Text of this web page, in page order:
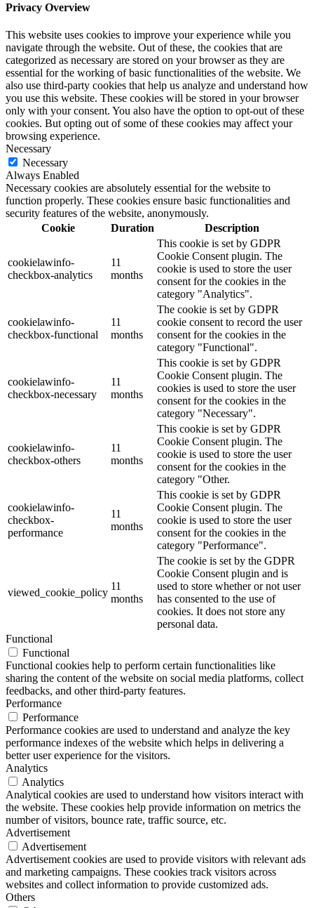
Privacy Overview
This website uses cookies to improve your experience while you
navigate through the website. Out of these, the cookies that are
categorized as necessary are stored on your browser as they are
essential for the working of basic functionalities of the website. We
also use third-party cookies that help us analyze and understand how
you use this website. These cookies will be stored in your browser
only with your consent. You also have the option to opt-out of these
cookies. But opting out of some of these cookies may affect your
browsing experience.
Necessary
Necessary
Always Enabled
Necessary cookies are absolutely essential for the website to
function properly. These cookies ensure basic functionalities and
security features of the website, anonymously.
Cookie
Duration Description
cookielawinfo-
checkbox-analytics
11
months
This cookie is set by GDPR
Cookie Consent plugin. The
cookie is used to store the user
consent for the cookies in the
category "Analytics".
cookielawinfo-
checkbox-functional
11
months
The cookie is set by GDPR
cookie consent to record the user
consent for the cookies in the
category "Functional".
cookielawinfo-
checkbox-necessary
11
months
This cookie is set by GDPR
Cookie Consent plugin. The
cookies is used to store the user
consent for the cookies in the
category "Necessary".
cookielawinfo-
checkbox-others
11
months
This cookie is set by GDPR
Cookie Consent plugin. The
cookie is used to store the user
consent for the cookies in the
category "Other.
cookielawinfo-
checkbox-
performance
11
months
This cookie is set by GDPR
Cookie Consent plugin. The
cookie is used to store the user
consent for the cookies in the
category "Performance".
viewed_cookie_policy
11
months
The cookie is set by the GDPR
Cookie Consent plugin and is
used to store whether or not user
has consented to the use of
cookies. It does not store any
personal data.
Functional
Functional
Functional cookies help to perform certain functionalities like
sharing the content of the website on social media platforms, collect
feedbacks, and other third-party features.
Performance
Performance
Performance cookies are used to understand and analyze the key
performance indexes of the website which helps in delivering a
better user experience for the visitors.
Analytics
Analytics
Analytical cookies are used to understand how visitors interact with
the website. These cookies help provide information on metrics the
number of visitors, bounce rate, traffic source, etc.
Advertisement
Advertisement
Advertisement cookies are used to provide visitors with relevant ads
and marketing campaigns. These cookies track visitors across
websites and collect information to provide customized ads.
Others